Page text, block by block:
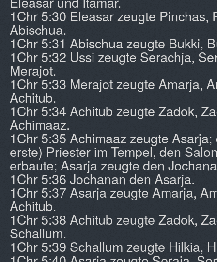
1Chr 5:30 Eleasar zeugte Pinchas,
Abischua.
1Chr 5:31 Abischua zeugte Bukki,
1Chr 5:32 Ussi zeugte Serachja,
Merajot.
1Chr 5:33 Merajot zeugte Amarja,
Achitub.
1Chr 5:34 Achitub zeugte Zadok,
Achimaaz.
1Chr 5:35 Achimaaz zeugte
erste) Priester im Tempel, den
erbaute; Asarja zeugte den
1Chr 5:36 Jochanan den Asarja.
1Chr 5:37 Asarja zeugte Amarja,
Achitub.
1Chr 5:38 Achitub zeugte Zadok,
Schallum.
1Chr 5:39 Schallum zeugte Hilkia,